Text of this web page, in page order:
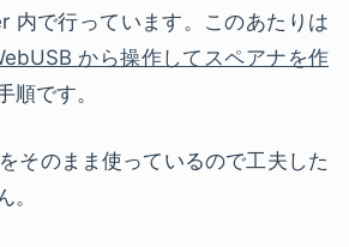
内で行っています。このあたりは
から操作してスペアナを作
順です。
そのまま使っているので工夫した
。